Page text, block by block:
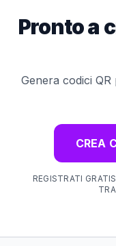
Pronto a
Genera codici
CREA
REGISTRATI